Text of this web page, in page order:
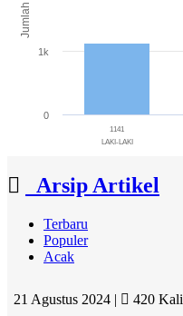
Jumlah
1141
LAKI-LAKI
0
1k
Arsip Artikel
Terbaru
Populer
Acak
21 Agustus 2024 | 420 Kali